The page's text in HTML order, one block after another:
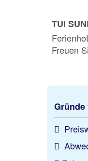
TUI
Freuen
Gründe